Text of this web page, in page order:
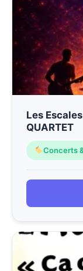
Les
QUARTET
Concerts